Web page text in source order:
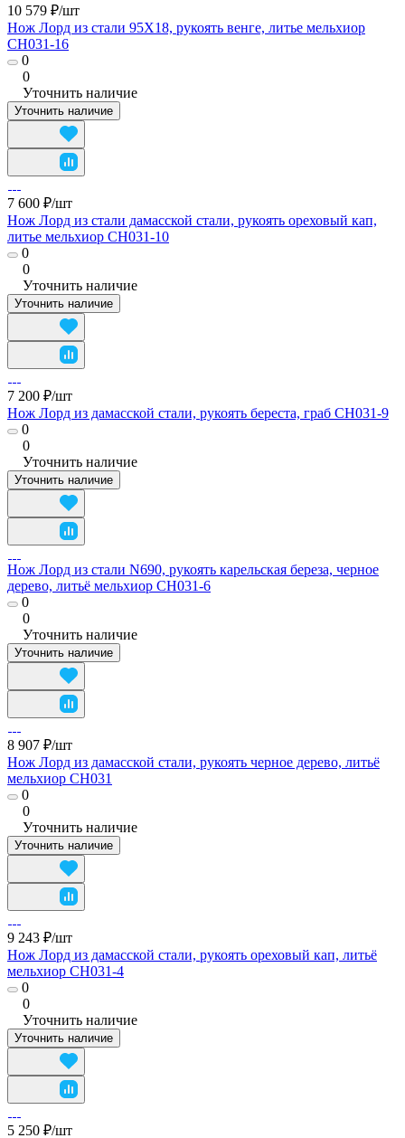
10 579 ₽/шт
Нож Лорд из стали 95Х18, рукоять венге, литье мельхиор
CH031-16
0
0
Уточнить наличие
Уточнить наличие
7 600 ₽/шт
Нож Лорд из стали дамасской стали, рукоять ореховый кап,
литье мельхиор CH031-10
0
0
Уточнить наличие
Уточнить наличие
7 200 ₽/шт
Нож Лорд из дамасской стали, рукоять береста, граб CH031-9
0
0
Уточнить наличие
Уточнить наличие
Нож Лорд из стали N690, рукоять карельская береза, черное
дерево, литьё мельхиор CH031-6
0
0
Уточнить наличие
Уточнить наличие
8 907 ₽/шт
Нож Лорд из дамасской стали, рукоять черное дерево, литьё
мельхиор CH031
0
0
Уточнить наличие
Уточнить наличие
9 243 ₽/шт
Нож Лорд из дамасской стали, рукоять ореховый кап, литьё
мельхиор CH031-4
0
0
Уточнить наличие
Уточнить наличие
5 250 ₽/шт